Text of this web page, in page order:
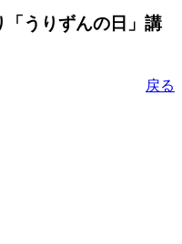
「うりずんの日」講
戻る